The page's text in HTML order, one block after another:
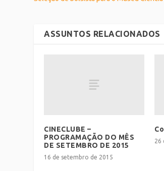
ASSUNTOS RELACIONADOS
CINECLUBE –
PROGRAMAÇÃO DO MÊS
DE SETEMBRO DE 2015
16 de setembro de 2015
26